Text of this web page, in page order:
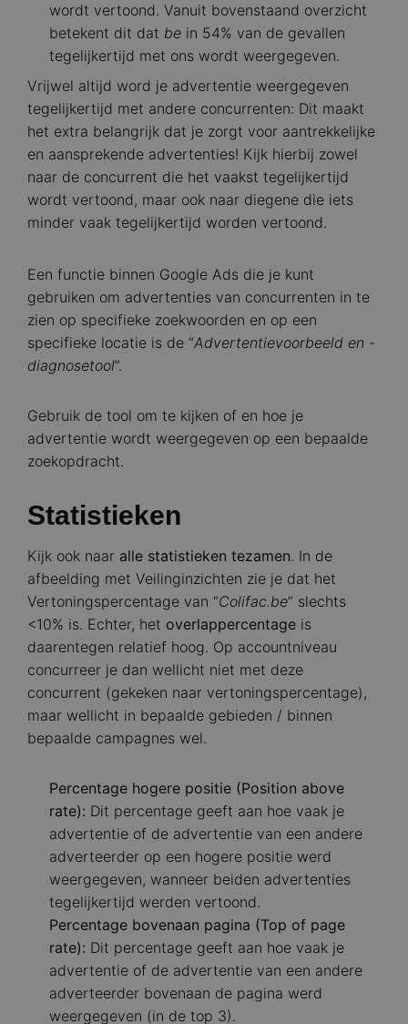
wordt vertoond. Vanuit bovenstaand overzicht
betekent dit dat be in 54% van de gevallen
tegelijkertijd met ons wordt weergegeven.
Vrijwel altijd word je advertentie weergegeven
tegelijkertijd met andere concurrenten: Dit maakt
het extra belangrijk dat je zorgt voor aantrekkelijke
en aansprekende advertenties! Kijk hierbij zowel
naar de concurrent die het vaakst tegelijkertijd
wordt vertoond, maar ook naar diegene die iets
minder vaak tegelijkertijd worden vertoond.
Een functie binnen Google Ads die je kunt
gebruiken om advertenties van concurrenten in te
zien op specifieke zoekwoorden en op een
specifieke locatie is de “Advertentievoorbeeld en -
diagnosetool”.
Gebruik de tool om te kijken of en hoe je
advertentie wordt weergegeven op een bepaalde
zoekopdracht.
Statistieken
Kijk ook naar alle statistieken tezamen. In de
afbeelding met Veilinginzichten zie je dat het
Vertoningspercentage van “Colifac.be” slechts
<10% is. Echter, het overlappercentage is
daarentegen relatief hoog. Op accountniveau
concurreer je dan wellicht niet met deze
concurrent (gekeken naar vertoningspercentage),
maar wellicht in bepaalde gebieden / binnen
bepaalde campagnes wel.
Percentage hogere positie (Position above
rate): Dit percentage geeft aan hoe vaak je
advertentie of de advertentie van een andere
adverteerder op een hogere positie werd
weergegeven, wanneer beiden advertenties
tegelijkertijd werden vertoond.
Percentage bovenaan pagina (Top of page
rate): Dit percentage geeft aan hoe vaak je
advertentie of de advertentie van een andere
adverteerder bovenaan de pagina werd
weergegeven (in de top 3).